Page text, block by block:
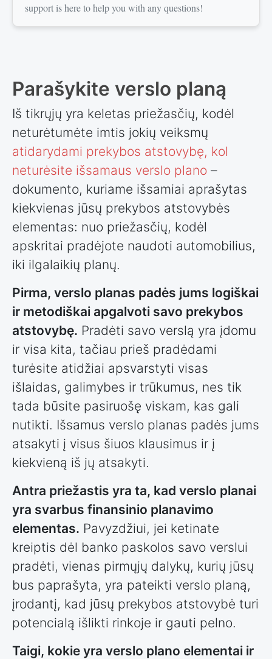
support is here to help you with any questions!
Parašykite verslo planą
Iš tikrųjų yra keletas priežasčių, kodėl
neturėtumėte imtis jokių veiksmų
atidarydami prekybos atstovybę, kol
neturėsite išsamaus verslo plano –
dokumento, kuriame išsamiai aprašytas
kiekvienas jūsų prekybos atstovybės
elementas: nuo priežasčių, kodėl
apskritai pradėjote naudoti automobilius,
iki ilgalaikių planų.
Pirma, verslo planas padės jums logiškai
ir metodiškai apgalvoti savo prekybos
atstovybę. Pradėti savo verslą yra įdomu
ir visa kita, tačiau prieš pradėdami
turėsite atidžiai apsvarstyti visas
išlaidas, galimybes ir trūkumus, nes tik
tada būsite pasiruošę viskam, kas gali
nutikti. Išsamus verslo planas padės jums
atsakyti į visus šiuos klausimus ir į
kiekvieną iš jų atsakyti.
Antra priežastis yra ta, kad verslo planai
yra svarbus finansinio planavimo
elementas. Pavyzdžiui, jei ketinate
kreiptis dėl banko paskolos savo verslui
pradėti, vienas pirmųjų dalykų, kurių jūsų
bus paprašyta, yra pateikti verslo planą,
įrodantį, kad jūsų prekybos atstovybė turi
potencialą išlikti rinkoje ir gauti pelno.
Taigi, kokie yra verslo plano elementai ir